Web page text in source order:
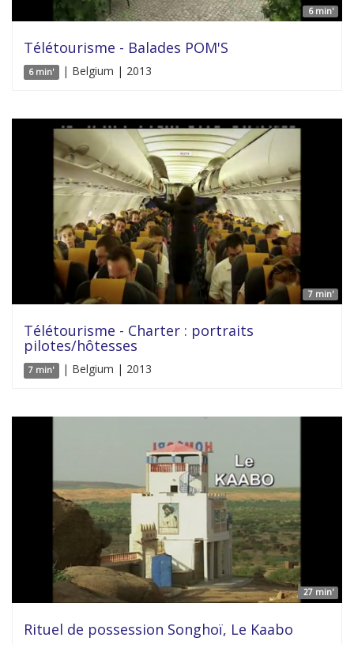
6 min'
Télétourisme - Balades POM'S
6 min' | Belgium | 2013
7 min'
Télétourisme - Charter : portraits
pilotes/hôtesses
7 min' | Belgium | 2013
27 min'
Rituel de possession Songhoï, Le Kaabo